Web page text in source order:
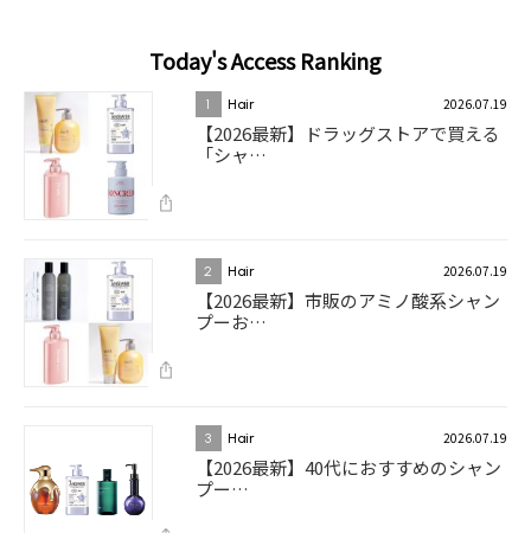
Today's Access Ranking
1 Hair 2026.07.19
【2026最新】ドラッグストアで買える
「シャ…
2 Hair 2026.07.19
【2026最新】市販のアミノ酸系シャン
プーお…
3 Hair 2026.07.19
【2026最新】40代におすすめのシャン
プー…